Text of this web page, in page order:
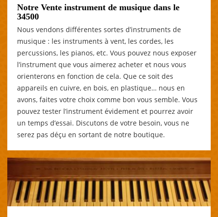
Notre Vente instrument de musique dans le
34500
Nous vendons différentes sortes d’instruments de
musique : les instruments à vent, les cordes, les
percussions, les pianos, etc. Vous pouvez nous exposer
l’instrument que vous aimerez acheter et nous vous
orienterons en fonction de cela. Que ce soit des
appareils en cuivre, en bois, en plastique… nous en
avons, faites votre choix comme bon vous semble. Vous
pouvez tester l’instrument évidement et pourrez avoir
un temps d’essai. Discutons de votre besoin, vous ne
serez pas déçu en sortant de notre boutique.